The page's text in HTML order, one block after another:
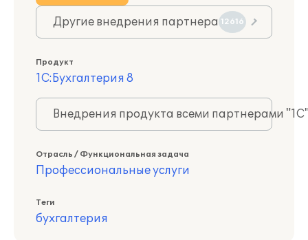
Другие внедрения партнера 12616
Продукт
1С:Бухгалтерия 8
Внедрения продукта всеми партнерами
Отрасль / Функциональная задача
Профессиональные услуги
Теги
бухгалтерия